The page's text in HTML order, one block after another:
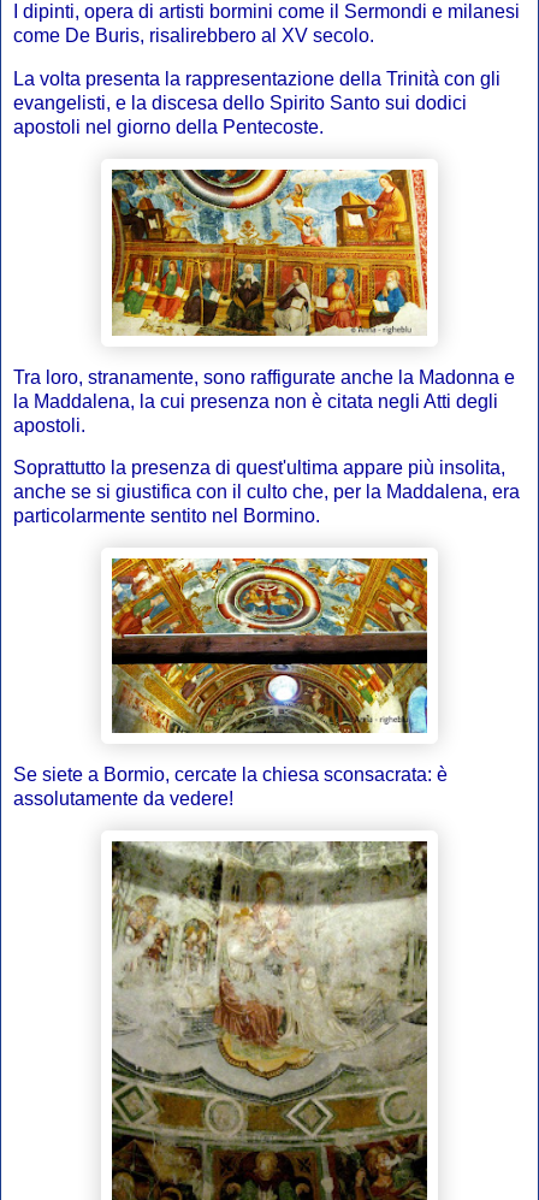
I dipinti, opera di artisti bormini come il Sermondi e milanesi
come De Buris, risalirebbero al XV secolo.
La volta presenta la rappresentazione della Trinità con gli
evangelisti, e la discesa dello Spirito Santo sui dodici
apostoli nel giorno della Pentecoste.
Tra loro, stranamente, sono raffigurate anche la Madonna e
la Maddalena, la cui presenza non è citata negli Atti degli
apostoli.
Soprattutto la presenza di quest'ultima appare più insolita,
anche se si giustifica con il culto che, per la Maddalena, era
particolarmente sentito nel Bormino.
Se siete a Bormio, cercate la chiesa sconsacrata: è
assolutamente da vedere!